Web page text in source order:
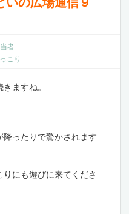
者
こり
ますね。
ったりで驚かされます
にも遊びに来てくださ